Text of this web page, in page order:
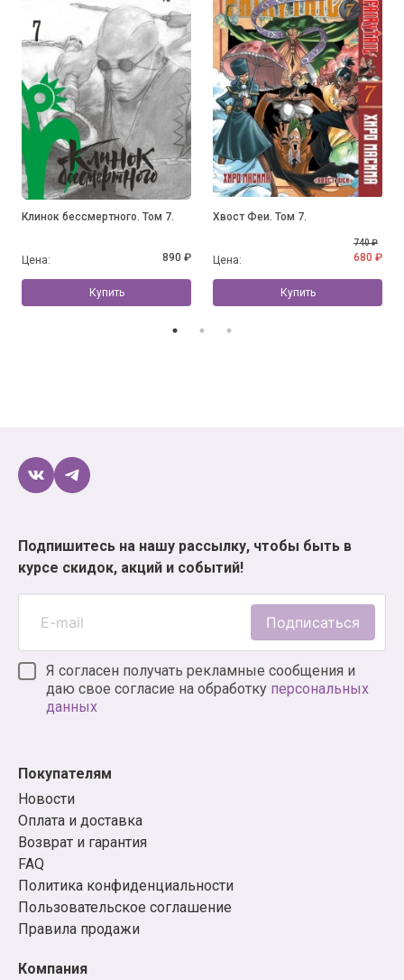
Клинок бессмертного. Том 7.
Цена: 890 ₽
Купить
Хвост Феи. Том 7.
Цена:
740 ₽
680 ₽
Купить
Подпишитесь на нашу рассылку, чтобы быть в
курсе скидок, акций и событий!
Подписаться
Я согласен получать рекламные сообщения и
даю свое согласие на обработку персональных
данных
Покупателям
Новости
Оплата и доставка
Возврат и гарантия
FAQ
Политика конфиденциальности
Пользовательское соглашение
Правила продажи
Компания